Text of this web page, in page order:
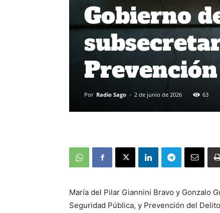
Gobierno
Por Radio Sago - 2 de junio de 2026 63
María del Pilar Giannini Bravo y Gonzalo
Seguridad Pública, y Prevención del